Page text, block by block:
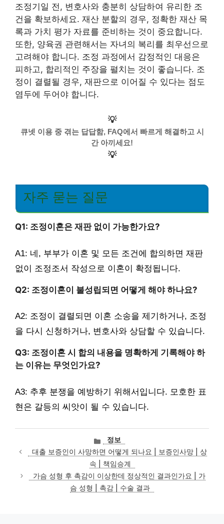
조정기일 전, 변호사와 충분히 상담하여 유리한 조
건을 확보하세요. 재산 분할의 경우, 정확한 재산 목
록과 가치 평가 자료를 준비하는 것이 중요합니다.
또한, 양육권 관련해서는 자녀의 복리를 최우선으로
고려해야 합니다. 조정 과정에서 감정적인 대응은
피하고, 합리적인 주장을 펼치는 것이 좋습니다. 조
정이 결렬될 경우, 재판으로 이어질 수 있다는 점도
염두에 두어야 합니다.
💡
큐넷 이용 중 겪는 답답함, FAQ에서 빠르게 해결하고 시
간 아끼세요!
💡
자주 묻는 질문
Q1: 조정이혼은 재판 없이 가능한가요?
A1: 네, 부부가 이혼 및 모든 조건에 합의하면 재판
없이 조정조서 작성으로 이혼이 확정됩니다.
Q2: 조정이혼이 불성립되면 어떻게 해야 하나요?
A2: 조정이 결렬되면 이혼 소송을 제기하거나, 조정
을 다시 신청하거나, 변호사와 상담할 수 있습니다.
Q3: 조정이혼 시 합의 내용을 명확하게 기록해야 하
는 이유는 무엇인가요?
A3: 추후 분쟁을 예방하기 위해서입니다. 모호한 표
현은 갈등의 씨앗이 될 수 있습니다.
카
테
고
리
정보
대출 보증인이 사망하면 어떻게 되나요 | 보증인사망 | 상
속 | 책임승계
가슴 성형 후 촉감이 이상한데 정상적인 결과인가요 | 가
슴 성형 | 촉감 | 수술 결과